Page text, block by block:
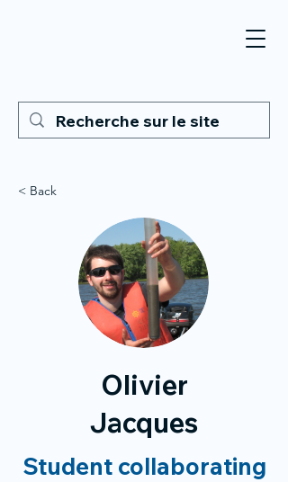
< Back
Olivier
Jacques
Student collaborating